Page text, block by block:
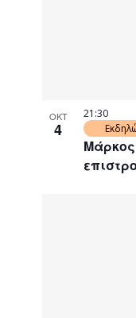
ΟΚΤ
4
21:30